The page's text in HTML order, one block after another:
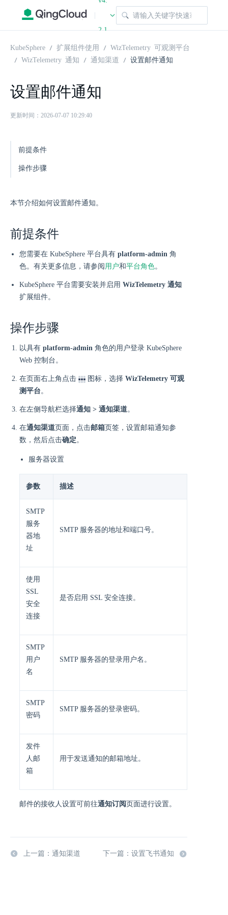
|
2.1
KubeSphere 扩展组件使用
WizTelemetry 可观测平台
WizTelemetry 通知
通知渠道 设置邮件通知
设置邮件通知
更新时间：2026-07-07 10:29:40
前提条件
操作步骤
本节介绍如何设置邮件通知。
前提条件
您需要在 KubeSphere 平台具有 platform-admin 角
色。有关更多信息，请参阅 用户和平台角色。
KubeSphere 平台需要安装并启用 WizTelemetry 通知
扩展组件。
操作步骤
以具有 platform-admin 角色的用户登录 KubeSphere
Web 控制台。
在页面右上角点击 图标，选择 WizTelemetry 可观
测平台。
在左侧导航栏选择通知 > 通知渠道。
在通知渠道页面，点击邮箱页签，设置邮箱通知参
数，然后点击确定。
服务器设置
参数 描述
SMTP
服务
器地
址
SMTP 服务器的地址和端口号。
使用
SSL
安全
连接
是否启用 SSL 安全连接。
SMTP
用户
名
SMTP 服务器的登录用户名。
SMTP
密码
SMTP 服务器的登录密码。
发件
人邮
箱
用于发送通知的邮箱地址。
邮件的接收人设置可前往通知订阅页面进行设置。
上一篇：通知渠道 下一篇：设置飞书通知